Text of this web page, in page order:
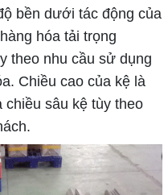
bền dưới tác động của
hóa tải trọng
theo nhu cầu sử dụng
Chiều cao của kệ là
chiều sâu kệ tùy theo